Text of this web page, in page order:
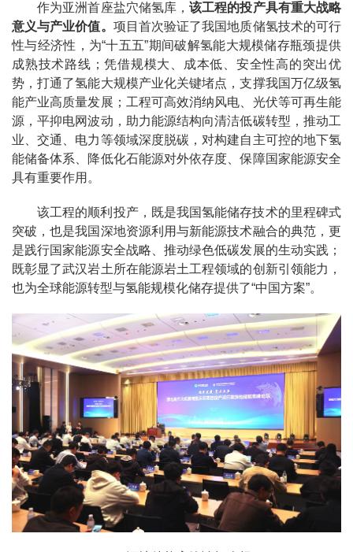
作为亚洲首座盐穴储氢库，该工程的投产具有重大战略
意义与产业价值。 项目首次验证了我国地质储氢技术的可行
性与经济性，为“十五五”期间破解氢能大规模储存瓶颈提供
成熟技术路线；凭借规模大、成本低、安全性高的突出优
势，打通了氢能大规模产业化关键堵点，支撑我国万亿级氢
能产业高质量发展；工程可高效消纳风电、光伏等可再生能
源，平抑电网波动，助力能源结构向清洁低碳转型，推动工
业、交通、电力等领域深度脱碳，对构建自主可控的地下氢
能储备体系、降低化石能源对外依存度、保障国家能源安全
具有重要作用。
该工程的顺利投产，既是我国氢能储存技术的里程碑式
突破，也是我国深地资源利用与新能源技术融合的典范，更
是践行国家能源安全战略、推动绿色低碳发展的生动实践；
既彰显了武汉岩土所在能源岩土工程领域的创新引领能力，
也为全球能源转型与氢能规模化储存提供了“中国方案”。